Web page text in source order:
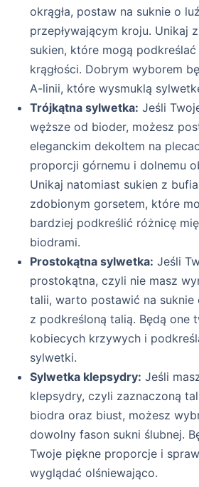
okrągła, postaw na suknie o
przepływającym kroju. Unikaj
sukien, które mogą podkreślać
krągłości. Dobrym wyborem
A-linii, które wysmuklą
Trójkątna sylwetka: Jeśli
węższe od bioder, możesz
eleganckim dekoltem na
proporcji górnemu i dolnemu
Unikaj natomiast sukien z
zdobionym gorsetem, które
bardziej podkreślić różnicę
biodrami.
Prostokątna sylwetka: Jeśli
prostokątna, czyli nie masz
talii, warto postawić na suknie
z podkreśloną talią. Będą one
kobiecych krzywych i
sylwetki.
Sylwetka klepsydry: Jeśli
klepsydry, czyli zaznaczoną
biodra oraz biust, możesz
dowolny fason sukni ślubnej.
Twoje piękne proporcje i
wyglądać olśniewająco.